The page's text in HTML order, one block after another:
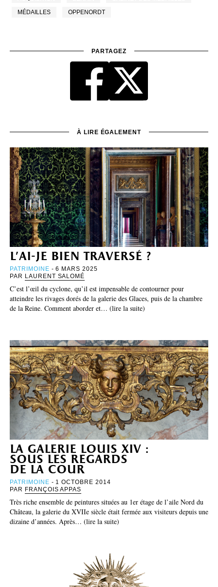
MÉDAILLES OPPENORDT
PARTAGEZ
À LIRE ÉGALEMENT
l’ai-je bien traversé ?
PATRIMOINE - 6 MARS 2025
PAR LAURENT SALOMÉ
C’est l’œil du cyclone, qu’il est impensable de contourner pour
atteindre les rivages dorés de la galerie des Glaces, puis de la chambre
de la Reine. Comment aborder et… (lire la suite)
la galerie louis xiv :
sous les regards
de la cour
PATRIMOINE - 1 OCTOBRE 2014
PAR FRANÇOIS APPAS
Très riche ensemble de peintures situées au 1er étage de l’aile Nord du
Château, la galerie du XVIIe siècle était fermée aux visiteurs depuis une
dizaine d’années. Après… (lire la suite)